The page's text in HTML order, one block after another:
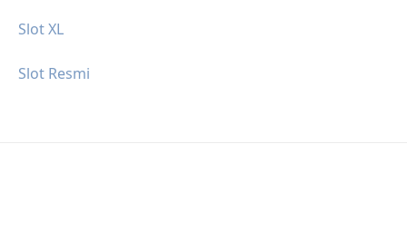
Slot XL
Slot Resmi